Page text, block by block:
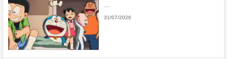
31/07/2026